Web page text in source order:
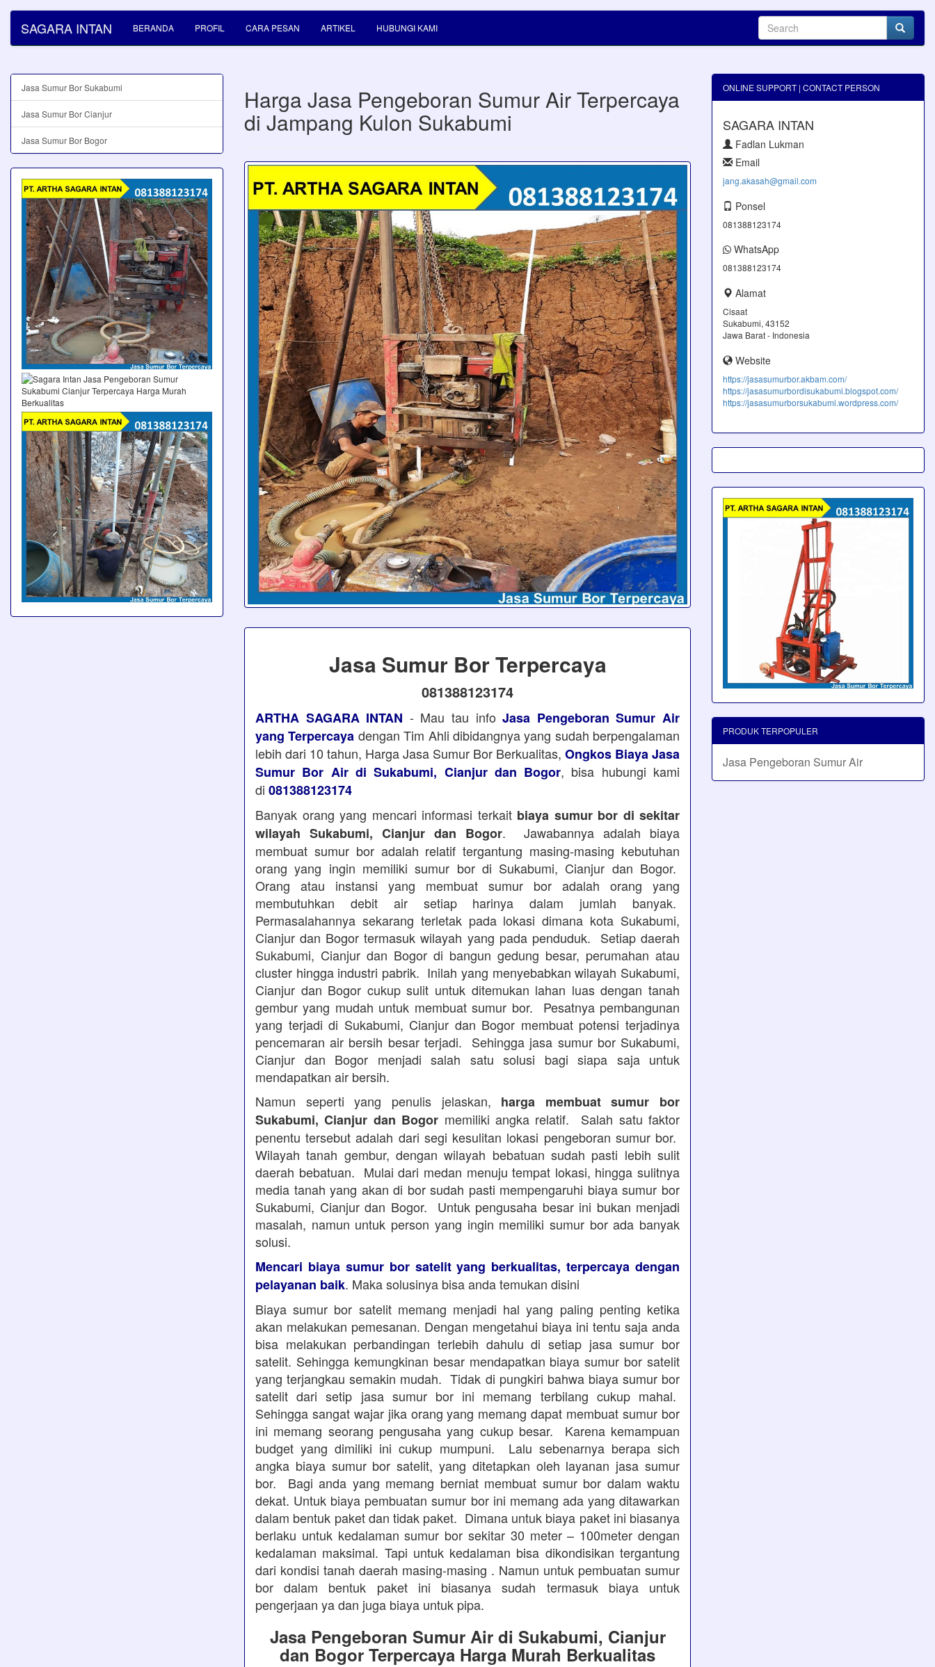
SAGARA INTAN BERANDA PROFIL CARA PESAN ARTIKEL HUBUNGI KAMI
Harga Jasa Pengeboran Sumur Air Terpercaya
di Jampang Kulon Sukabumi
Jasa Sumur Bor Terpercaya
081388123174
ARTHA SAGARA INTAN - Mau tau infoJasa Pengeboran Sumur Air
yang Terpercaya dengan Tim Ahli dibidangnya yang sudah berpengalaman
lebih dari 10 tahun, Harga Jasa Sumur Bor Berkualitas, Ongkos Biaya Jasa
Sumur Bor Air di Sukabumi, Cianjur dan Bogor, bisa hubungi kami
di 081388123174
Banyak orang yang mencari informasi terkait biaya sumur bor di sekitar
wilayah Sukabumi, Cianjur dan Bogor. Jawabannya adalah biaya
membuat sumur bor adalah relatif tergantung masing-masing kebutuhan
orang yang ingin memiliki sumur bor di Sukabumi, Cianjur dan Bogor.
Orang atau instansi yang membuat sumur bor adalah orang yang
membutuhkan debit air setiap harinya dalam jumlah banyak.
Permasalahannya sekarang terletak pada lokasi dimana kota Sukabumi,
Cianjur dan Bogor termasuk wilayah yang pada penduduk. Setiap daerah
Sukabumi, Cianjur dan Bogor di bangun gedung besar, perumahan atau
cluster hingga industri pabrik. Inilah yang menyebabkan wilayah Sukabumi,
Cianjur dan Bogor cukup sulit untuk ditemukan lahan luas dengan tanah
gembur yang mudah untuk membuat sumur bor. Pesatnya pembangunan
yang terjadi di Sukabumi, Cianjur dan Bogor membuat potensi terjadinya
pencemaran air bersih besar terjadi. Sehingga jasa sumur bor Sukabumi,
Cianjur dan Bogor menjadi salah satu solusi bagi siapa saja untuk
mendapatkan air bersih.
Namun seperti yang penulis jelaskan, harga membuat sumur bor
Sukabumi, Cianjur dan Bogor memiliki angka relatif. Salah satu faktor
penentu tersebut adalah dari segi kesulitan lokasi pengeboran sumur bor.
Wilayah tanah gembur, dengan wilayah bebatuan sudah pasti lebih sulit
daerah bebatuan. Mulai dari medan menuju tempat lokasi, hingga sulitnya
media tanah yang akan di bor sudah pasti mempengaruhi biaya sumur bor
Sukabumi, Cianjur dan Bogor. Untuk pengusaha besar ini bukan menjadi
masalah, namun untuk person yang ingin memiliki sumur bor ada banyak
solusi.
Mencari biaya sumur bor satelit yang berkualitas, terpercaya dengan
pelayanan baik. Maka solusinya bisa anda temukan disini
Biaya sumur bor satelit memang menjadi hal yang paling penting ketika
akan melakukan pemesanan. Dengan mengetahui biaya ini tentu saja anda
bisa melakukan perbandingan terlebih dahulu di setiap jasa sumur bor
satelit. Sehingga kemungkinan besar mendapatkan biaya sumur bor satelit
yang terjangkau semakin mudah. Tidak di pungkiri bahwa biaya sumur bor
satelit dari setip jasa sumur bor ini memang terbilang cukup mahal.
Sehingga sangat wajar jika orang yang memang dapat membuat sumur bor
ini memang seorang pengusaha yang cukup besar. Karena kemampuan
budget yang dimiliki ini cukup mumpuni. Lalu sebenarnya berapa sich
angka biaya sumur bor satelit, yang ditetapkan oleh layanan jasa sumur
bor. Bagi anda yang memang berniat membuat sumur bor dalam waktu
dekat. Untuk biaya pembuatan sumur bor ini memang ada yang ditawarkan
dalam bentuk paket dan tidak paket. Dimana untuk biaya paket ini biasanya
berlaku untuk kedalaman sumur bor sekitar 30 meter – 100meter dengan
kedalaman maksimal. Tapi untuk kedalaman bisa dikondisikan tergantung
dari kondisi tanah daerah masing-masing . Namun untuk pembuatan sumur
bor dalam bentuk paket ini biasanya sudah termasuk biaya untuk
pengerjaan ya dan juga biaya untuk pipa.
Jasa Pengeboran Sumur Air di Sukabumi, Cianjur
dan Bogor Terpercaya Harga Murah Berkualitas
Jasa Sumur Bor Sukabumi
Jasa Sumur Bor Cianjur
Jasa Sumur Bor Bogor
ONLINE SUPPORT | CONTACT PERSON
SAGARA INTAN
Fadlan Lukman
Email
jang.akasah@gmail.com
Ponsel
081388123174
WhatsApp
081388123174
Alamat
Cisaat
Sukabumi, 43152
Jawa Barat - Indonesia
Website
https://jasasumurbor.akbam.com/
https://jasasumurbordisukabumi.blogspot.com/
https://jasasumurborsukabumi.wordpress.com/
PRODUK TERPOPULER
Jasa Pengeboran Sumur Air